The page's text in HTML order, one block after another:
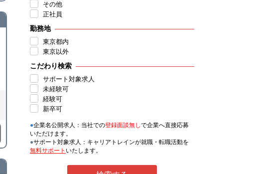
その他
正社員
勤務地
東京都内
東京以外
こだわり検索
サポート対象求人
未経験可
経験可
新卒可
●企業名公開求人：当社での登録面談無しで企業へ直接応募
いただけます。
●サポート対象求人：キャリアトレインが就職・転職活動を
無料サポート いたします。